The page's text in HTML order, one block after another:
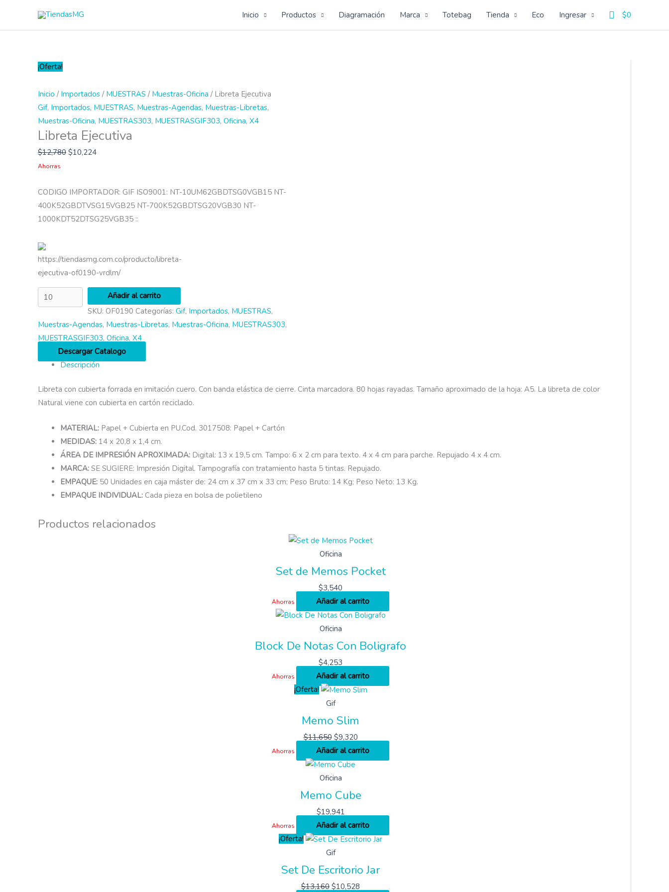
contenido
Inicio Productos Diagramación Marca Totebag Tienda Eco Ingresar Buscar
$0
¡Oferta!
Inicio / Importados / MUESTRAS / Muestras-Oficina / Libreta Ejecutiva
Gif, Importados, MUESTRAS, Muestras-Agendas, Muestras-Libretas,
Muestras-Oficina, MUESTRAS303, MUESTRASGIF303, Oficina, X4
Libreta Ejecutiva
$12,780 $10,224
Ahorras
CODIGO IMPORTADOR: GIF ISO9001: NT-10UM62GBDTSG0VGB15 NT-
400K52GBDTVSG15VGB25 NT-700K52GBDTSG20VGB30 NT-
1000KDT52DTSG25VGB35 ::
https://tiendasmg.com.co/producto/libreta-
ejecutiva-of0190-vrdlm/
Libreta
cantidad
Añadir al carrito
SKU: OF0190 Categorías: Gif, Importados, MUESTRAS,
Muestras-Agendas, Muestras-Libretas, Muestras-Oficina, MUESTRAS303,
MUESTRASGIF303, Oficina, X4
Descargar Catalogo
Descripción
Libreta con cubierta forrada en imitación cuero. Con banda elástica de cierre. Cinta marcadora. 80 hojas rayadas. Tamaño aproximado de la hoja: A5. La libreta de color
Natural viene con cubierta en cartón reciclado.
MATERIAL: Papel + Cubierta en PU.Cod. 3017508: Papel + Cartón
MEDIDAS: 14 x 20,8 x 1,4 cm.
ÁREA DE IMPRESIÓN APROXIMADA: Digital: 13 x 19,5 cm. Tampo: 6 x 2 cm para texto. 4 x 4 cm para parche. Repujado 4 x 4 cm.
MARCA: SE SUGIERE: Impresión Digital. Tampografía con tratamiento hasta 5 tintas. Repujado.
EMPAQUE: 50 Unidades en caja máster de: 24 cm x 37 cm x 33 cm; Peso Bruto: 14 Kg; Peso Neto: 13 Kg.
EMPAQUE INDIVIDUAL: Cada pieza en bolsa de polietileno
Productos relacionados
Oficina
Set de Memos Pocket
$3,540
Ahorras Añadir al carrito
Oficina
Block De Notas Con Boligrafo
$4,253
Ahorras
Añadir al carrito
¡Oferta!
Gif
Memo Slim
$11,650 $9,320
Ahorras Añadir al carrito
Oficina
Memo Cube
$19,941
Ahorras
Añadir al carrito
¡Oferta!
Gif
Set De Escritorio Jar
$13,160 $10,528